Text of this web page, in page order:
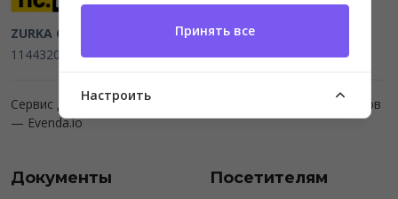
ZURKA CE BITI DOO Beograd, Kraljice Natalije 11
114432064, MB 22023195,mail@tic.rs, +381 63 173 3142
Сервис для организаторов мероприятий и продажи билетов
— Evenda.io
Документы Посетителям
Принять все
Настроить